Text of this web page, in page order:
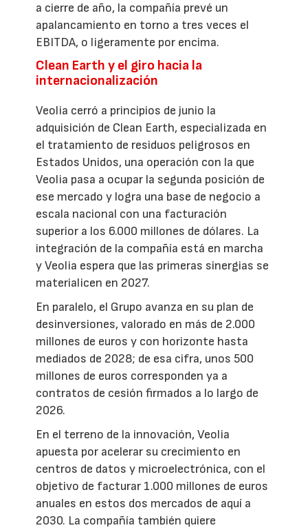
a cierre de año, la compañía prevé un
apalancamiento en torno a tres veces el
EBITDA, o ligeramente por encima.
Clean Earth y el giro hacia la
internacionalización
Veolia cerró a principios de junio la
adquisición de Clean Earth, especializada en
el tratamiento de residuos peligrosos en
Estados Unidos, una operación con la que
Veolia pasa a ocupar la segunda posición de
ese mercado y logra una base de negocio a
escala nacional con una facturación
superior a los 6.000 millones de dólares. La
integración de la compañía está en marcha
y Veolia espera que las primeras sinergias se
materialicen en 2027.
En paralelo, el Grupo avanza en su plan de
desinversiones, valorado en más de 2.000
millones de euros y con horizonte hasta
mediados de 2028; de esa cifra, unos 500
millones de euros corresponden ya a
contratos de cesión firmados a lo largo de
2026.
En el terreno de la innovación, Veolia
apuesta por acelerar su crecimiento en
centros de datos y microelectrónica, con el
objetivo de facturar 1.000 millones de euros
anuales en estos dos mercados de aquí a
2030. La compañía también quiere